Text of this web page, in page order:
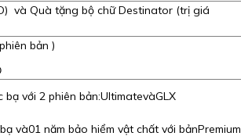
và Quà tặng bộ chữ Destinator (trị giá
bản )
với 2 phiên bản:UltimatevàGLX
và01 năm bảo hiểm vật chất với bảnPremium